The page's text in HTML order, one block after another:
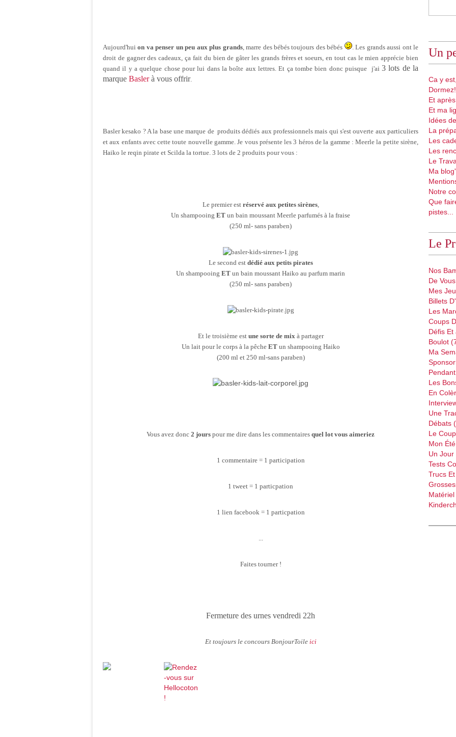
Aujourd'huion va penser un peu aux plus grands, marre des bébés toujours des bébés
. Les grands aussi ont le
droit de gagner des cadeaux, ça fait du bien de gâter les grands frères et soeurs, en tout cas le mien apprécie bien
quand il y a quelque chose pour lui dans la boîte aux lettres. Et ça tombe bien donc puisque j'ai 3 lots de la
marque Baslerà vous offrir.
Basler kesako ? A la base une marque de produits dédiés aux professionnels mais qui s'est ouverte aux particuliers
et aux enfants avec cette toute nouvelle gamme. Je vous présente les 3 héros de la gamme : Meerle la petite sirène,
Haiko le reqin pirate et Scilda la tortue. 3 lots de 2 produits pour vous :
Le premier est réservé aux petites sirènes,
Un shampooing ET un bain moussant Meerle parfumés à la fraise
(250 ml- sans paraben)
Le second est dédié aux petits pirates
Un shampooing ET un bain moussant Haiko au parfum marin
(250 ml- sans paraben)
Et le troisième est une sorte de mixà partager
Un lait pour le corps à la pêche ETun shampooing Haiko
(200 ml et 250 ml-sans paraben)
Vous avez donc 2 jours pour me dire dans les commentaires quel lot vous aimeriez
1 commentaire = 1 participation
1 tweet = 1 particpation
1 lien facebook = 1 particpation
...
Faites tourner !
Fermeture des urnes vendredi 22h
Et toujours le concours BonjourToile ici
Un
Ca y
Dormez!
Et
Et ma
Idées
La
Les
Les
Le
Ma
Notre
Que
pistes...
Le
Nos
De
Mes
Billets
Les
Coups
Défis Et
Boulot
Ma
Les
En
Une
Débats
Le
Mon
Un
Tests
Trucs